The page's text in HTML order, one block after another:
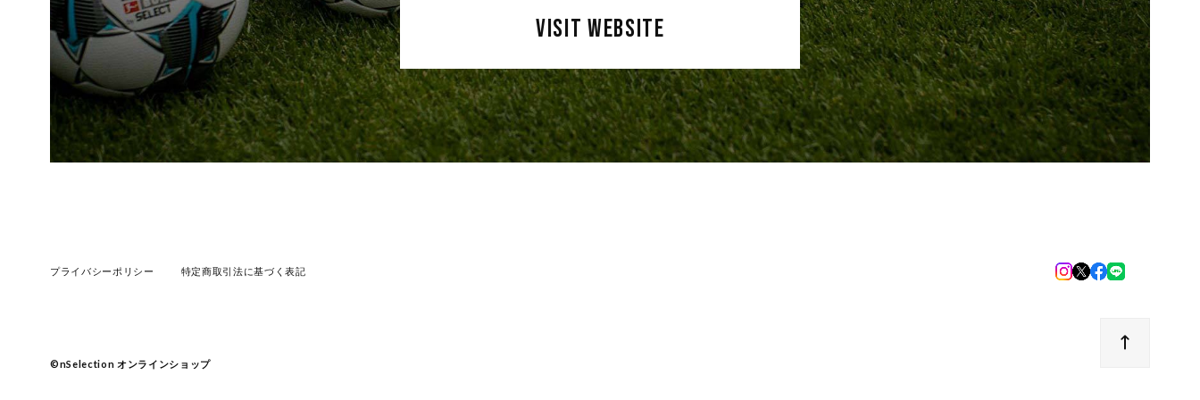
VISIT WEBSITE
プライバシーポリシー 特定商取引法に基づく表記
©︎nSelection オンラインショップ